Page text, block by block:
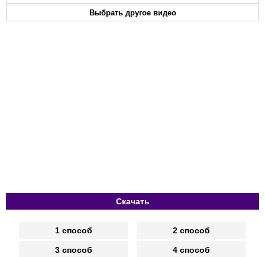
Выбрать другое видео
Скачать
1 способ 2 способ
3 способ 4 способ